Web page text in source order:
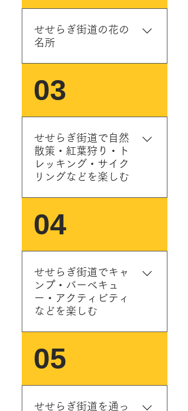
チ・スイーツ・見どころス
ポットなども楽しめるオア
シスです。せせらぎ街道の
り、癒しスポットとして人
気があります。また、せせ
らぎ街道にはたくさんの人
設をご紹介します。 ①道の
駅明宝（磨墨の里） 🌈オス
スメ! 飲食店が10店舗ありラ
ンチに最適！レストラン喫
の、鶏ちゃん、焼き魚、洋
菓子（ケーキ）などがあり
ます。お土産も充実！エメ
一見の価値あり！ ＞詳細 ②
道の駅パスカル清見 🌈オス
スメ! 地元の食材を使った創
をテラス席で食べられる！
清流・馬瀬川まで下りてい
けます。 ③明宝ジェラート
しやすい！本格イタリアン
せせらぎ街道の花の
名所
ながら過ごせるせせらぎ街
道には、シーズンにより素
敵なお花畑に出会うことが
できます。※最新情報をご
確認くださいませ <4月上旬
> 善兵衛桜 🌈オススメ! 樹齢
約300年のエドヒガンザク
下旬> 國田家の芝桜（くにた
けのしばざくら） 🌈オスス
と田んぼを使った芝桜の水
鏡が映えます！ >詳細 <4月
下旬から5月上旬> 大原カタ
クリ群生地 <4月下旬から5
古川にある公園です。季節
にごとの花が楽しむことが
できます。 <5月下旬～6月
中旬 > クリンソウ（写真）
03
せせらぎ街道で自然
散策・紅葉狩り・ト
レッキング・サイク
リングなどを楽しむ
然で楽しめる散策ルートな
どがあります。お気に入り
のスポットでお楽しみくだ
さい！ ①せせらぎ街道の宿
たかお ＜八幡町口明方の
サイクリングの拠点＞ 明宝
方面せせらぎ街道がおすす
（八幡町市島）は車も少な
く美しい里山が広がってい
勾配。 ②こもれび広場 ＜自
04
せせらぎ街道でキャ
ンプ・バーベキュ
ー・アクティビティ
などを楽しむ
然環境を活かしたキャン
プ・アウトドア施設などが
あります。 お気に入りのス
ポットでゆっくりとお楽し
05
せせらぎ街道を通っ